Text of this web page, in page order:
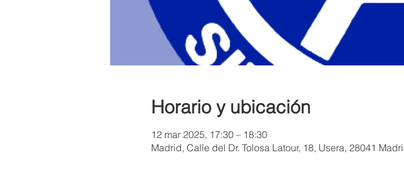
Horario y ubicación
12 mar 2025, 17:30 – 18:30
Madrid, Calle del Dr. Tolosa Latour, 18, Usera, 28041